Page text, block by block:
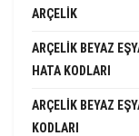
ARÇELIK
ARÇELIK BEYAZ
HATA KODLARI
ARÇELIK BEYAZ
KODLARI